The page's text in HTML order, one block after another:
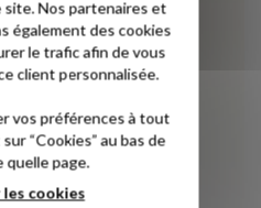
L'oreiller est
problème sur la
Nos partenaires et
également des cookies
le trafic afin de vous
client personnalisée.
vos préférences à tout
“Cookies” au bas de
quelle page.
les cookies